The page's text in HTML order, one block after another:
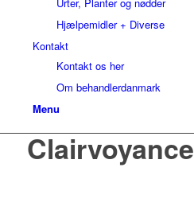
Hjælpemidler + Diverse
Kontakt
Kontakt os her
Om behandlerdanmark
Menu
Clairvoyance